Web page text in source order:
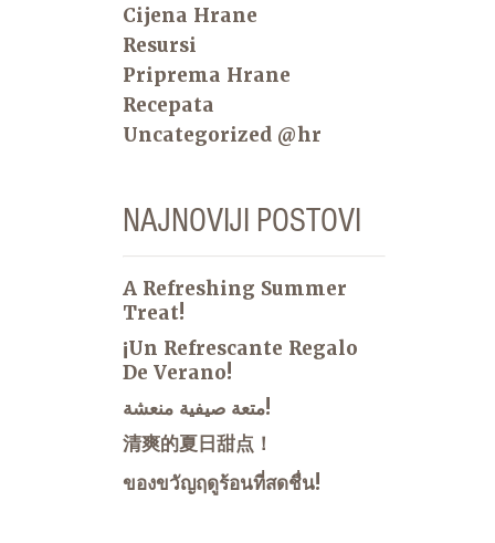
Cijena Hrane
Resursi
Priprema Hrane
Recepata
Uncategorized @hr
NAJNOVIJI POSTOVI
A Refreshing Summer
Treat!
¡Un Refrescante Regalo
De Verano!
متعة صيفية منعشة!
清爽的夏日甜点！
ของขวัญฤดูร้อนที่สดชื่น!